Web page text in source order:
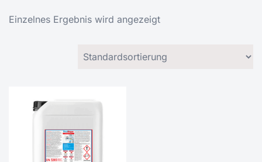
Einzelnes Ergebnis wird angezeigt